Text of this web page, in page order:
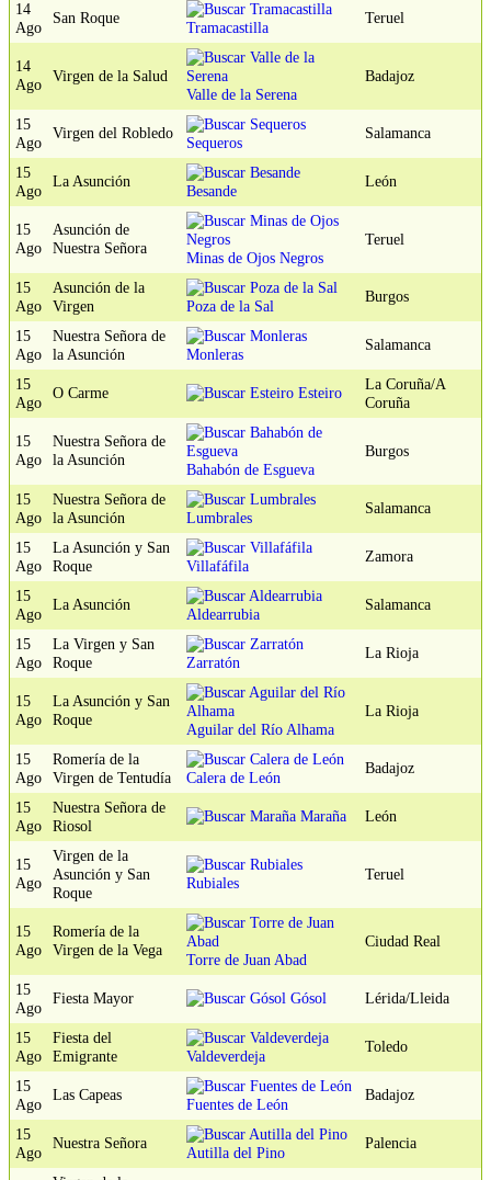
14
Ago
San Roque
Tramacastilla
Teruel
14
Ago
Virgen de la Salud
Valle de la Serena
Badajoz
15
Ago
Virgen del Robledo
Sequeros
Salamanca
15
Ago
La Asunción
Besande
León
15
Ago
Asunción de
Nuestra Señora
Minas de Ojos Negros
Teruel
15
Ago
Asunción de la
Virgen
Poza de la Sal
Burgos
15
Ago
Nuestra Señora de
la Asunción
Monleras
Salamanca
15
Ago
O Carme Esteiro
La Coruña/A
Coruña
15
Ago
Nuestra Señora de
la Asunción
Bahabón de Esgueva
Burgos
15
Ago
Nuestra Señora de
la Asunción
Lumbrales
Salamanca
15
Ago
La Asunción y San
Roque
Villafáfila
Zamora
15
Ago
La Asunción
Aldearrubia
Salamanca
15
Ago
La Virgen y San
Roque
Zarratón
La Rioja
15
Ago
La Asunción y San
Roque
Aguilar del Río Alhama
La Rioja
15
Ago
Romería de la
Virgen de Tentudía
Calera de León
Badajoz
15
Ago
Nuestra Señora de
Riosol
Maraña León
15
Ago
Virgen de la
Asunción y San
Roque
Rubiales Teruel
15
Ago
Romería de la
Virgen de la Vega
Torre de Juan Abad
Ciudad Real
15
Ago
Fiesta Mayor Gósol Lérida/Lleida
15
Ago
Fiesta del
Emigrante
Valdeverdeja
Toledo
15
Ago
Las Capeas
Fuentes de León
Badajoz
15
Ago
Nuestra Señora
Autilla del Pino
Palencia